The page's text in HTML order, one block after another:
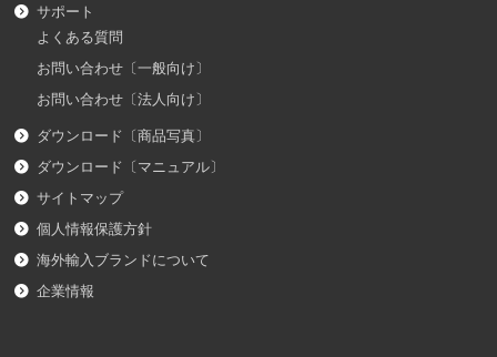
サポート
よくある質問
お問い合わせ〔一般向け〕
お問い合わせ〔法人向け〕
ダウンロード〔商品写真〕
ダウンロード〔マニュアル〕
サイトマップ
個人情報保護方針
海外輸入ブランドについて
企業情報